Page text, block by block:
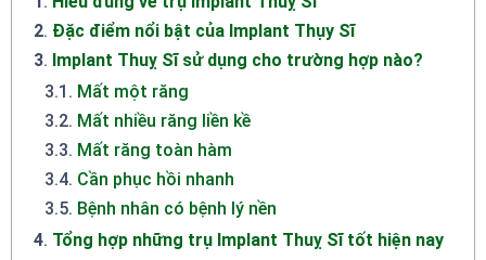
2. Đặc điểm nổi bật của Implant Thụy Sĩ
3. Implant Thuỵ Sĩ sử dụng cho trường hợp nào?
3.1 . Mất một răng
3.2. Mất nhiều răng liền kề
3.3. Mất răng toàn hàm
3.4. Cần phục hồi nhanh
3.5. Bệnh nhân có bệnh lý nền
4. Tổng hợp những trụ Implant Thuỵ Sĩ tốt hiện nay